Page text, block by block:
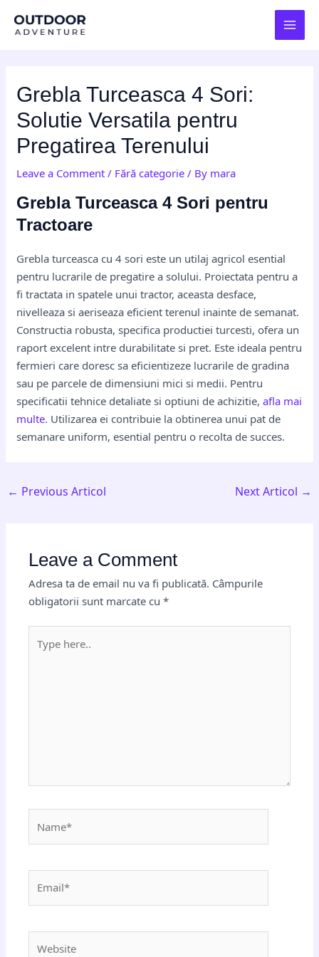
Grebla Turceasca 4 Sori:
Solutie Versatila pentru
Pregatirea Terenului
Leave a Comment / Fără categorie / By mara
Grebla Turceasca 4 Sori pentru
Tractoare
Grebla turceasca cu 4 sori este un utilaj agricol esential
pentru lucrarile de pregatire a solului. Proiectata pentru a
fi tractata in spatele unui tractor, aceasta desface,
nivelleaza si aeriseaza eficient terenul inainte de semanat.
Constructia robusta, specifica productiei turcesti, ofera un
raport excelent intre durabilitate si pret. Este ideala pentru
fermieri care doresc sa eficientizeze lucrarile de gradina
sau pe parcele de dimensiuni mici si medii. Pentru
specificatii tehnice detaliate si optiuni de achizitie,afla mai
multe. Utilizarea ei contribuie la obtinerea unui pat de
semanare uniform, esential pentru o recolta de succes.
navigation
← Previous Articol Next Articol →
Leave a Comment
Adresa ta de email nu va fi publicată. Câmpurile
obligatorii sunt marcate cu*
here..